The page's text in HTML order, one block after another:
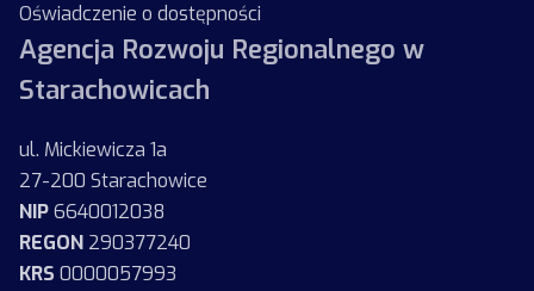
Oświadczenie o dostępności
Agencja Rozwoju Regionalnego w
Starachowicach
ul. Mickiewicza 1a
27-200 Starachowice
NIP6640012038
REGON 290377240
KRS 0000057993